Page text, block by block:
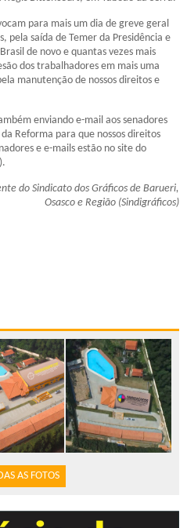
para mais um dia de greve geral
pela saída de Temer da Presidência e
de novo e quantas vezes mais
dos trabalhadores em mais uma
manutenção de nossos direitos e
enviando e-mail aos senadores
Reforma para que nossos direitos
e e-mails estão no site do
).
do Sindicato dos Gráficos de Barueri,
Osasco e Região (Sindigráficos)
AS FOTOS